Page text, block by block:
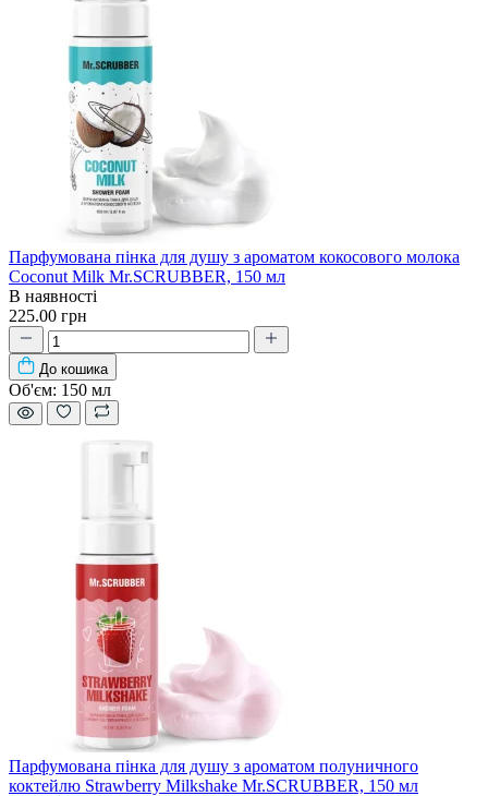
Парфумована пінка для душу з ароматом кокосового молока
Coconut Milk Mr.SCRUBBER, 150 мл
В наявності
225.00 грн
До кошика
Об'єм: 150 мл
Парфумована пінка для душу з ароматом полуничного
коктейлю Strawberry Milkshake Mr.SCRUBBER, 150 мл